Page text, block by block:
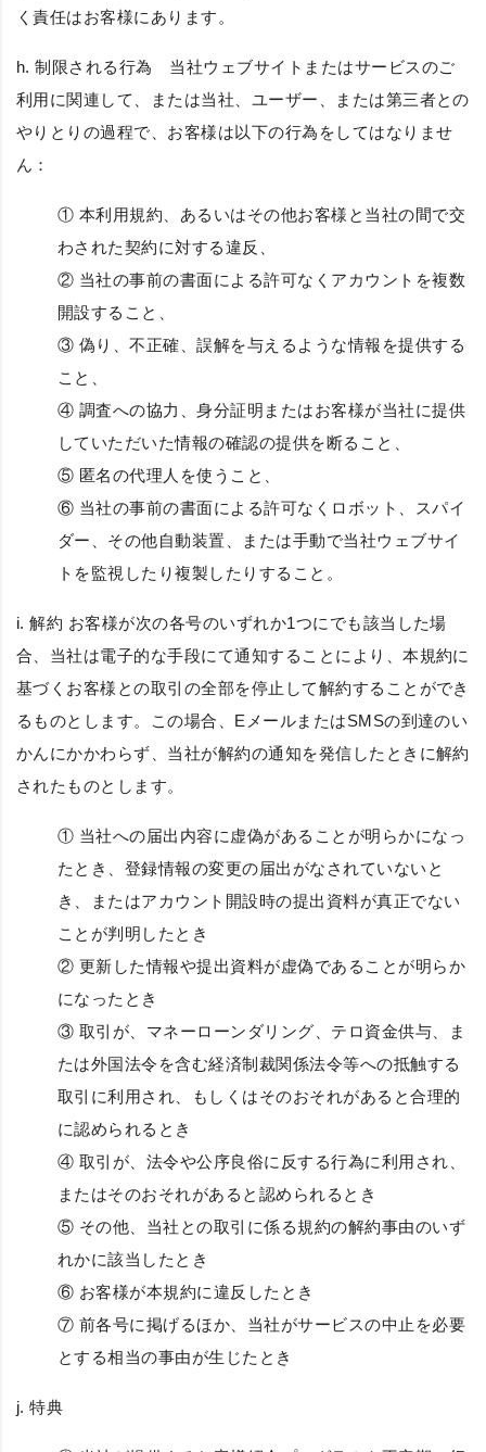
く責任はお客様にあります。
h.制限される行為
当社ウェブサイトまたはサービスのご
利用に関連して、または当社、ユーザー、または第三者との
やりとりの過程で、お客様は以下の行為をしてはなりませ
ん：
① 本利用規約、あるいはその他お客様と当社の間で交
わされた契約に対する違反、
② 当社の事前の書面による許可なくアカウントを複数
開設すること、
③ 偽り、不正確、誤解を与えるような情報を提供する
こと、
④ 調査への協力、身分証明またはお客様が当社に提供
していただいた情報の確認の提供を断ること、
⑤ 匿名の代理人を使うこと、
⑥ 当社の事前の書面による許可なくロボット、スパイ
ダー、その他自動装置、または手動で当社ウェブサイ
トを監視したり複製したりすること。
i.解約 お客様が次の各号のいずれか1つにでも該当した場
合、当社は電子的な手段にて通知することにより、本規約に
基づくお客様との取引の全部を停止して解約することができ
るものとします。この場合、EメールまたはSMSの到達のい
かんにかかわらず、当社が解約の通知を発信したときに解約
されたものとします。
① 当社への届出内容に虚偽があることが明らかになっ
たとき、登録情報の変更の届出がなされていないと
き、またはアカウント開設時の提出資料が真正でない
ことが判明したとき
② 更新した情報や提出資料が虚偽であることが明らか
になったとき
③ 取引が、マネーローンダリング、テロ資金供与、ま
たは外国法令を含む経済制裁関係法令等への抵触する
取引に利用され、もしくはそのおそれがあると合理的
に認められるとき
④ 取引が、法令や公序良俗に反する行為に利用され、
またはそのおそれがあると認められるとき
⑤ その他、当社との取引に係る規約の解約事由のいず
れかに該当したとき
⑥ お客様が本規約に違反したとき
⑦ 前各号に掲げるほか、当社がサービスの中止を必要
とする相当の事由が生じたとき
j.特典